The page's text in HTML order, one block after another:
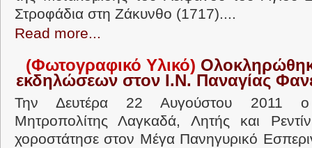
Στροφάδια στη Ζάκυνθο (1717)....
Read more...
(Φωτογραφικό Υλικό)
εκδηλώσεων στον Ι.Ν. Παναγίας
Την Δευτέρα 22 Αυγούστου 2011 ο
Μητροπολίτης Λαγκαδά, Λητής και
χοροστάτησε στον Μέγα Πανηγυρικό